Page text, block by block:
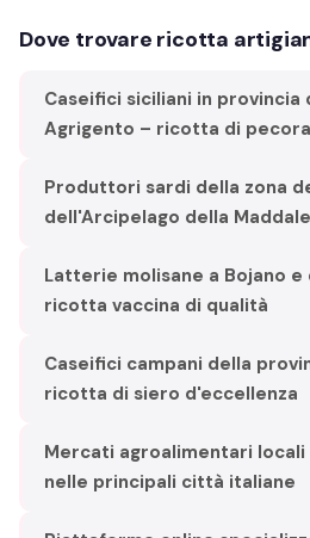
Dove trovare ricotta
Caseifici siciliani in provincia
Agrigento – ricotta di
Produttori sardi della zona
dell'Arcipelago della
Latterie molisane a Bojano
ricotta vaccina di qualità
Caseifici campani della
ricotta di siero d'eccellenza
Mercati agroalimentari
nelle principali città italiane